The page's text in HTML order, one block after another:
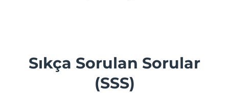
Sıkça Sorulan Sorular
(SSS)